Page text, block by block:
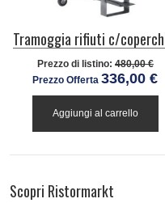
Prezzo di listino: 480,00 €
Prezzo Offerta 336,00 €
Aggiungi al carrello
Scopri Ristormarkt